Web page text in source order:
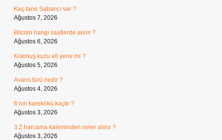
Kaç tane Sabancı var ?
Ağustos 7, 2026
Bitcoin hangi saatlerde alınır ?
Ağustos 6, 2026
Kokmuş kuzu eti yenir mi ?
Ağustos 5, 2026
Avans türü nedir ?
Ağustos 4, 2026
6’nın karekökü kaçtır ?
Ağustos 3, 2026
3.2 harcama kaleminden neler alınır ?
Ağustos 3, 2026